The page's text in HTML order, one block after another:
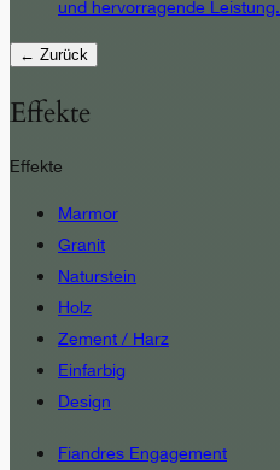
und hervorragende Leistung.
← Zurück
Effekte
Effekte
Marmor
Granit
Naturstein
Holz
Zement / Harz
Einfarbig
Design
Fiandres Engagement